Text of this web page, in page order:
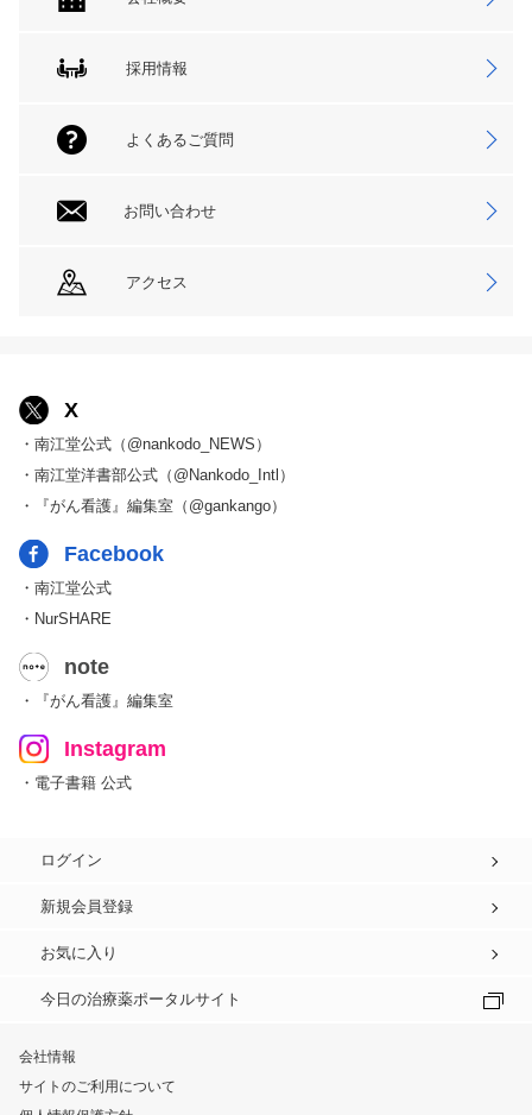
採用情報
よくあるご質問
お問い合わせ
アクセス
X
・南江堂公式（@nankodo_NEWS）
・南江堂洋書部公式（@Nankodo_Intl）
・『がん看護』編集室（@gankango）
Facebook
・南江堂公式
・NurSHARE
note
・『がん看護』編集室
Instagram
・電子書籍 公式
ログイン
新規会員登録
お気に入り
今日の治療薬ポータルサイト
会社情報
サイトのご利用について